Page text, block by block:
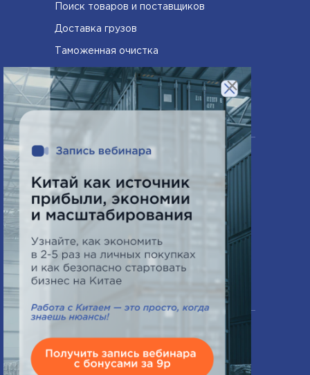
Поиск товаров и поставщиков
Доставка грузов
Таможенная очистка
Сертифицирование товаров
Часто задаваемые вопросы
Схема работы
Контакты
+375 33 644 69 77
×